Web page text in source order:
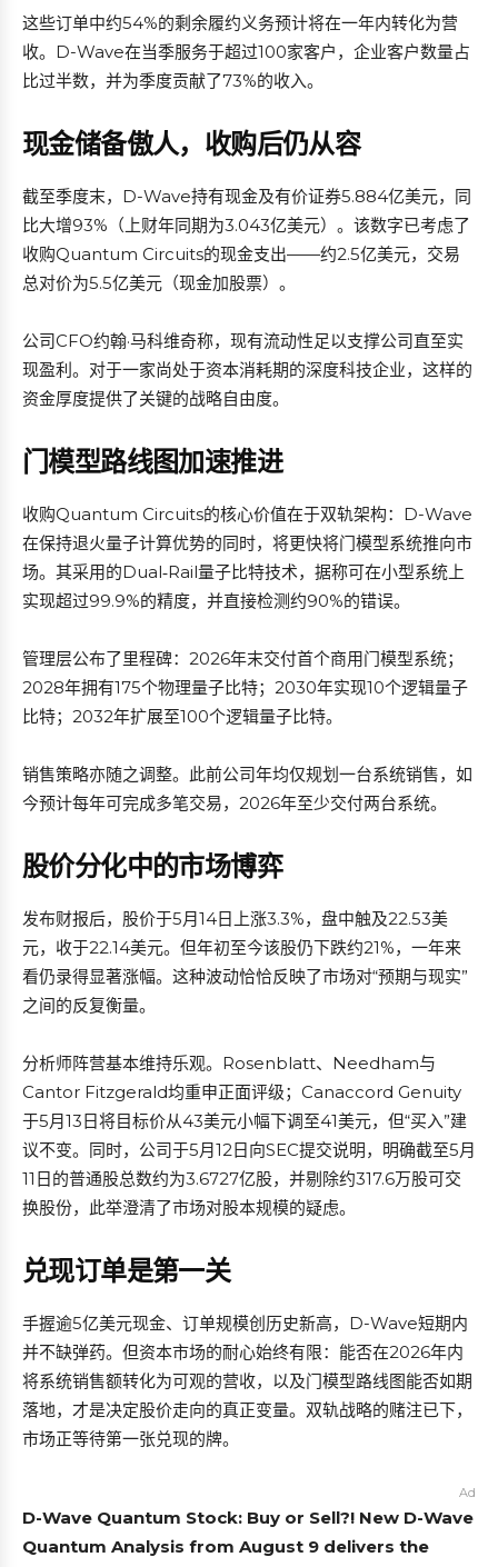
这些订单中约54%的剩余履约义务预计将在一年内转化为营
收。D-Wave在当季服务于超过100家客户，企业客户数量占
比过半数，并为季度贡献了73%的收入。
现金储备傲人，收购后仍从容
截至季度末，D-Wave持有现金及有价证券5.884亿美元，同
比大增93%（上财年同期为3.043亿美元）。该数字已考虑了
收购Quantum Circuits的现金支出——约2.5亿美元，交易
总对价为5.5亿美元（现金加股票）。
公司CFO约翰·马科维奇称，现有流动性足以支撑公司直至实
现盈利。对于一家尚处于资本消耗期的深度科技企业，这样的
资金厚度提供了关键的战略自由度。
门模型路线图加速推进
收购Quantum Circuits的核心价值在于双轨架构：D-Wave
在保持退火量子计算优势的同时，将更快将门模型系统推向市
场。其采用的Dual‑Rail量子比特技术，据称可在小型系统上
实现超过99.9%的精度，并直接检测约90%的错误。
管理层公布了里程碑：2026年末交付首个商用门模型系统；
2028年拥有175个物理量子比特；2030年实现10个逻辑量子
比特；2032年扩展至100个逻辑量子比特。
销售策略亦随之调整。此前公司年均仅规划一台系统销售，如
今预计每年可完成多笔交易，2026年至少交付两台系统。
股价分化中的市场博弈
发布财报后，股价于5月14日上涨3.3%，盘中触及22.53美
元，收于22.14美元。但年初至今该股仍下跌约21%，一年来
看仍录得显著涨幅。这种波动恰恰反映了市场对“预期与现实”
之间的反复衡量。
分析师阵营基本维持乐观。Rosenblatt、Needham与
Cantor Fitzgerald均重申正面评级；Canaccord Genuity
于5月13日将目标价从43美元小幅下调至41美元，但“买入”建
议不变。同时，公司于5月12日向SEC提交说明，明确截至5月
11日的普通股总数约为3.6727亿股，并剔除约317.6万股可交
换股份，此举澄清了市场对股本规模的疑虑。
兑现订单是第一关
手握逾5亿美元现金、订单规模创历史新高，D-Wave短期内
并不缺弹药。但资本市场的耐心始终有限：能否在2026年内
将系统销售额转化为可观的营收，以及门模型路线图能否如期
落地，才是决定股价走向的真正变量。双轨战略的赌注已下，
市场正等待第一张兑现的牌。
Ad
D-Wave Quantum Stock: Buy or Sell?! New D-Wave
Quantum Analysis from August 9 delivers the